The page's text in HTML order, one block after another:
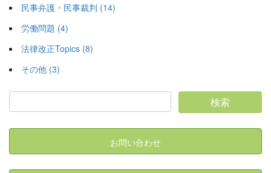
民事弁護・民事裁判 (14)
労働問題 (4)
法律改正Topics (8)
その他 (3)
お問い合わせ